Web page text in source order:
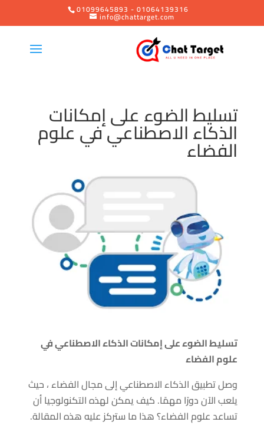
01099645893 - 01064139316
info@chattarget.com
تسليط الضوء على إمكانات
الذكاء الاصطناعي في علوم
الفضاء
تسليط الضوء على إمكانات الذكاء الاصطناعي في
علوم الفضاء
وصل تطبيق الذكاء الاصطناعي إلى مجال الفضاء ، حيث
يلعب الآن دورًا مهمًا. كيف يمكن لهذه التكنولوجيا أن
تساعد علوم الفضاء؟ هذا ما ستركز عليه هذه المقالة.